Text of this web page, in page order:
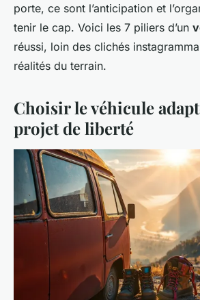
porte, ce sont l’anticipation et
tenir le cap. Voici les 7 piliers d’un
réussi, loin des clichés
réalités du terrain.
Choisir le véhicule
projet de liberté